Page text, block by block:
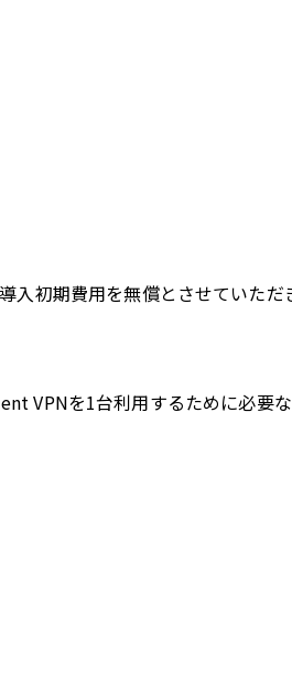
初期費用を無償とさせていただ
VPNを1台利用するために必要